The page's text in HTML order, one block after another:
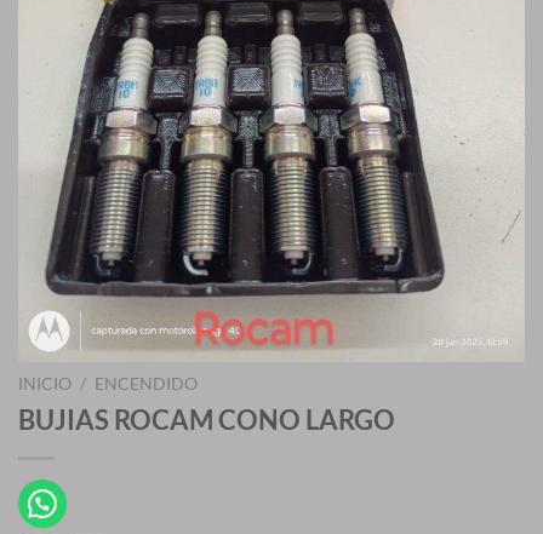
INICIO / ENCENDIDO
BUJIAS ROCAM CONO LARGO